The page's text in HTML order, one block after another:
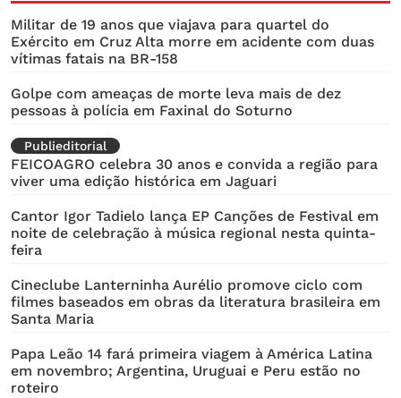
Militar de 19 anos que viajava para quartel do
Exército em Cruz Alta morre em acidente com duas
vítimas fatais na BR-158
Golpe com ameaças de morte leva mais de dez
pessoas à polícia em Faxinal do Soturno
Publieditorial
FEICOAGRO celebra 30 anos e convida a região para
viver uma edição histórica em Jaguari
Cantor Igor Tadielo lança EP Canções de Festival em
noite de celebração à música regional nesta quinta-
feira
Cineclube Lanterninha Aurélio promove ciclo com
filmes baseados em obras da literatura brasileira em
Santa Maria
Papa Leão 14 fará primeira viagem à América Latina
em novembro; Argentina, Uruguai e Peru estão no
roteiro